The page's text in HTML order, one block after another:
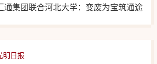
通集团联合河北大学：变废为宝筑通途
明日报